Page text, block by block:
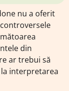
nu a oferit
din
ar trebui să
la interpretarea